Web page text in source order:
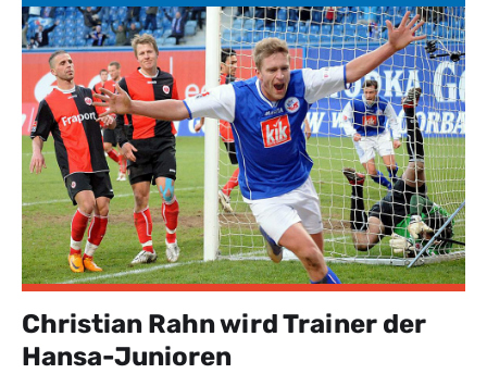
Christian Rahn wird Trainer der
Hansa-Junioren